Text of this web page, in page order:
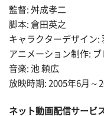
監督: 舛成孝二
脚本: 倉田英之
キャラクターデザイン:
アニメーション制作: ブ
音楽: 池 頼広
放映時期: 2005年6月～
ネット動画配信サービ